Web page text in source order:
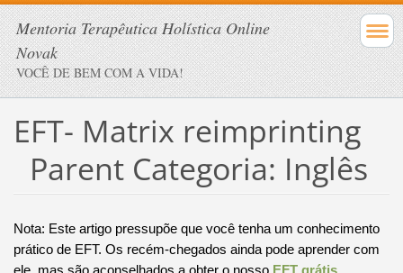
Mentoria Terapêutica Holística Online
Novak
VOCÊ DE BEM COM A VIDA!
EFT- Matrix reimprinting
Parent Categoria: Inglês
Nota: Este artigo pressupõe que você tenha um conhecimento
prático de EFT. Os recém-chegados ainda pode aprender com
ele, mas são aconselhados a obter o nosso EFT grátis